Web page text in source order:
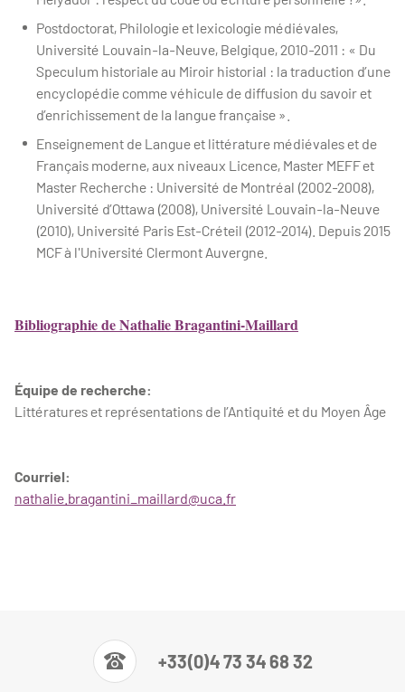
Postdoctorat, Philologie et lexicologie médiévales,
Université Louvain-la-Neuve, Belgique, 2010-2011 : « Du
Speculum historiale au Miroir historial : la traduction d’une
encyclopédie comme véhicule de diffusion du savoir et
d’enrichissement de la langue française ».
Enseignement de Langue et littérature médiévales et de
Français moderne, aux niveaux Licence, Master MEFF et
Master Recherche : Université de Montréal (2002-2008),
Université d’Ottawa (2008), Université Louvain-la-Neuve
(2010), Université Paris Est-Créteil (2012-2014). Depuis 2015
MCF à l'Université Clermont Auvergne.
Bibliographie de Nathalie Bragantini-Maillard
Équipe de recherche:
Littératures et représentations de l’Antiquité et du Moyen Âge
Courriel:
nathalie.bragantini_maillard@uca.fr
+33(0)4 73 34 68 32